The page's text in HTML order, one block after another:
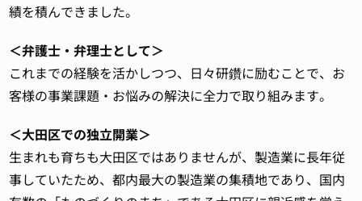
績を積んできました。
＜弁護士・弁理士として＞
これまでの経験を活かしつつ、日々研鑽に励むことで、お
客様の事業課題・お悩みの解決に全力で取り組みます。
＜大田区での独立開業＞
生まれも育ちも大田区ではありませんが、製造業に長年従
事していたため、都内最大の製造業の集積地であり、国内